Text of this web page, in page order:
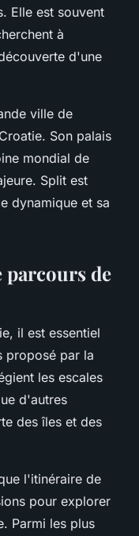
Elle est souvent
à
d'une
ville de
Son palais
mondial de
Split est
dynamique et sa
parcours de
il est essentiel
proposé par la
les escales
d'autres
des îles et des
l'itinéraire de
pour explorer
Parmi les plus